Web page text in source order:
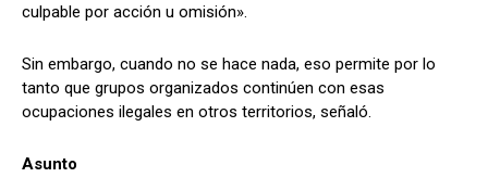
culpable por acción u omisión».
Sin embargo, cuando no se hace nada, eso permite por lo
tanto que grupos organizados continúen con esas
ocupaciones ilegales en otros territorios, señaló.
Asunto